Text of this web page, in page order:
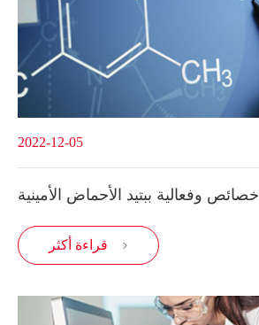
2022-12-05
خصائص وفعالية ببتيد الأحماض الأمينية
قراءة أكثر 